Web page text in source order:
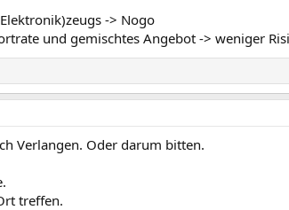
-> Nogo
und gemischtes Angebot -> weniger
Verlangen. Oder darum bitten.
treffen.